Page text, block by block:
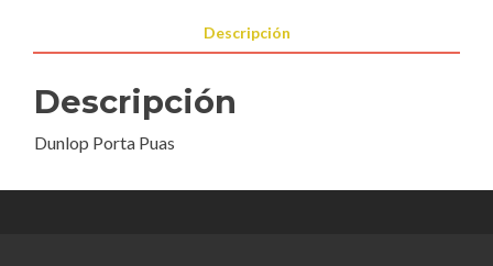
Descripción
Descripción
Dunlop Porta Puas